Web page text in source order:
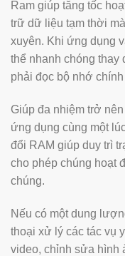
Ram giúp tăng tốc
trữ dữ liệu tạm thời
xuyên. Khi ứng dụng
thể nhanh chóng thay
phải đọc bộ nhớ
Giúp đa nhiệm trở
ứng dụng cùng một
đổi RAM giúp duy trì
cho phép chúng hoạt
chúng.
Nếu có một dung
thoại xử lý các tác vụ
video, chỉnh sửa hình